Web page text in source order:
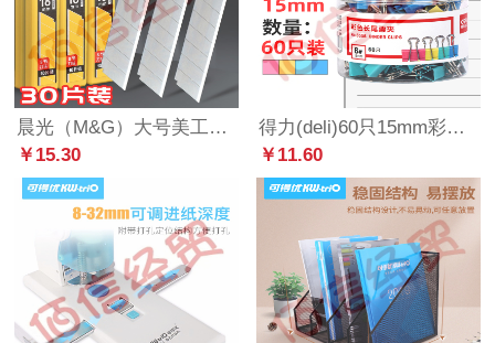
晨光（M&G）大号美工刀片18m钛精钢SK5不易生锈普惠型替换刀片ASSN2232 3盒共30片【大号刀片18mm/60度】
￥15.30
得力(deli)60只15mm彩色长尾夹票夹 6#金属燕尾夹票据夹子文件夹 办公用品 8556
￥11.60